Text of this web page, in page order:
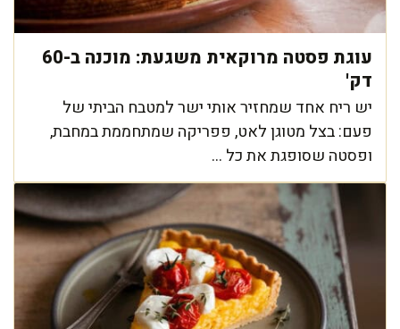
עוגת פסטה מרוקאית משגעת: מוכנה ב-60
דק'
יש ריח אחד שמחזיר אותי ישר למטבח הביתי של
פעם: בצל מטוגן לאט, פפריקה שמתחממת במחבת,
ופסטה שסופגת את כל ...